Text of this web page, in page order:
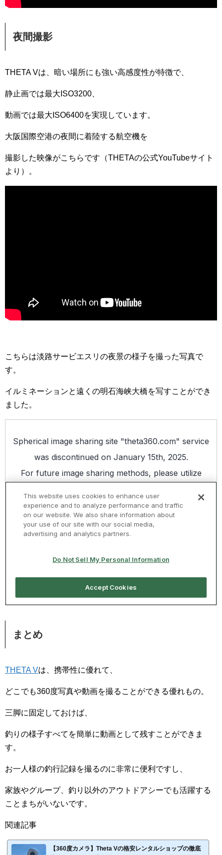
夜間撮影
THETA Vは、暗い場所にも強い高感度性が特徴で、
静止画では最大ISO3200、
動画では最大ISO6400を実現しています。
大阪国際空港の夜間に着陸する航空機を
撮影した映像がこちらです（THETAの公式YouTubeサイト
より）。
こちらは淡路サービエスリの夜景の様子を撮った写真で
す。
イルミネーションと遠くの明石海峡大橋を写すことができ
ました。
まとめ
THETA Vは、携帯性に優れて、
どこでも360度写真や動画を撮ることができる優れもの。
三脚に固定しておけば、
釣りの様子すべてを簡単に動画として残すことができま
す。
お一人様の釣行記録を撮るのに非常に便利ですし、
家族やグループ、釣り以外のアウトドアシーでも活躍する
ことまちがいないです。
関連記事
【360度カメラ】Theta Vの格安レンタルショップの徹底